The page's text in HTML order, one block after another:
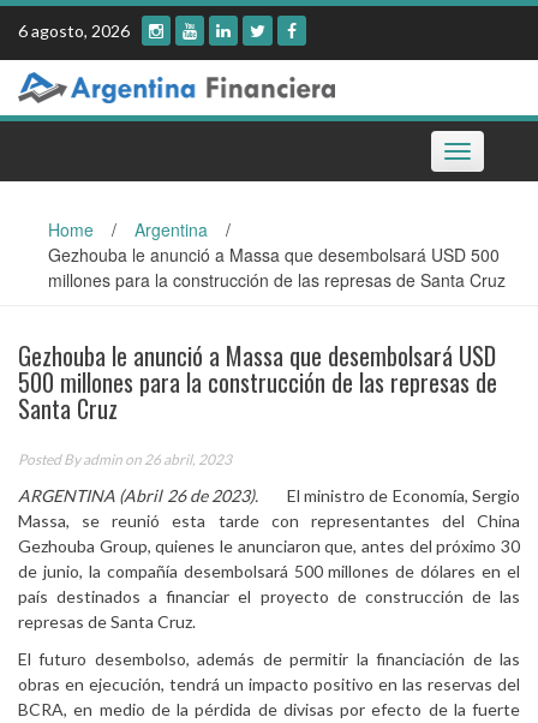
Skip
content
6 agosto, 2026
Toggle
navigation
Home / Argentina
/
Gezhouba le anunció a Massa que desembolsará USD 500
millones para la construcción de las represas de Santa Cruz
Gezhouba le anunció a Massa que desembolsará USD
500 millones para la construcción de las represas de
Santa Cruz
Posted Byadmin on 26 abril, 2023
ARGENTINA (Abril 26 de 2023). El ministro de Economía, Sergio
Massa, se reunió esta tarde con representantes del China
Gezhouba Group, quienes le anunciaron que, antes del próximo 30
de junio, la compañía desembolsará 500 millones de dólares en el
país destinados a financiar el proyecto de construcción de las
represas de Santa Cruz.
El futuro desembolso, además de permitir la financiación de las
obras en ejecución, tendrá un impacto positivo en las reservas del
BCRA, en medio de la pérdida de divisas por efecto de la fuerte